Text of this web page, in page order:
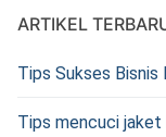
ARTIKEL
Tips Sukses Bisnis
Tips mencuci